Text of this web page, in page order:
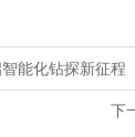
能化钻探新征程
下